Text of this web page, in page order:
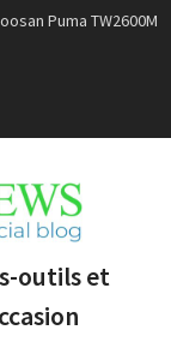
Puma TW2600M
des tours Mazak
et de la
augmenter la
et la rentabilité
outils et